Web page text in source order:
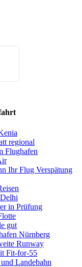
regional
Flughafen
Ihr Flug Verspätung
in Prüfung
gut
Nürnberg
Runway
Fit-for-55
Landebahn